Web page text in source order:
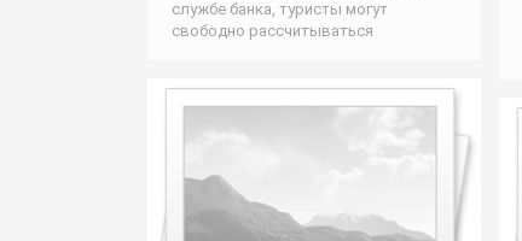
службе банка, туристы могут
свободно рассчитываться